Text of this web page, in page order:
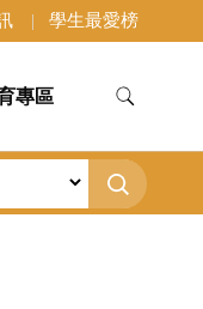
學生最愛榜
專區